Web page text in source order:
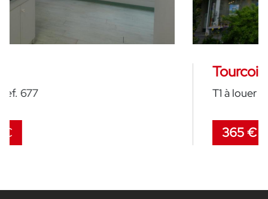
T1 à louer - Ref. 625